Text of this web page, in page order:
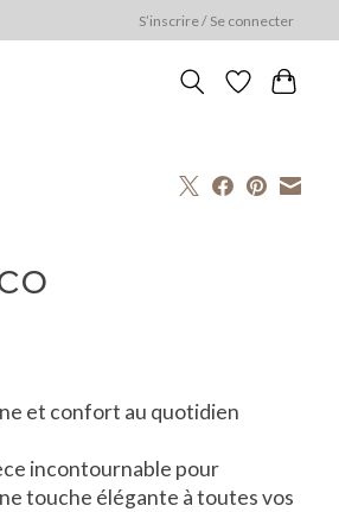
S’inscrire / Se connecter
et confort au quotidien
incontournable pour
touche élégante à toutes vos